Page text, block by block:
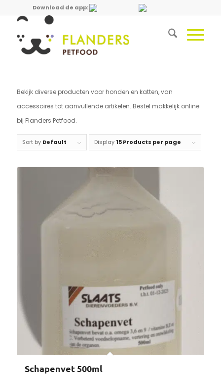
Download de app:
Bekijk diverse producten voor honden en katten, van
accessoires tot aanvullende artikelen. Bestel makkelijk online
bij Flanders Petfood.
Sort by Default Display 15 Products per page
Schapenvet 500ml